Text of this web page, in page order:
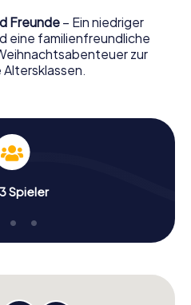
Sie Ihren Kollegen also
des Jahres und planen Sie
Ihrer
Freunde – Ein niedriger
eine familienfreundliche
zur
Spieler